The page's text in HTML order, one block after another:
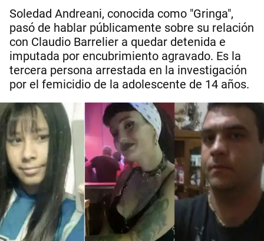
Soledad Andreani, conocida como "Gringa",
pasó de hablar públicamente sobre su relación
con Claudio Barrelier a quedar detenida e
imputada por encubrimiento agravado. Es la
tercera persona arrestada en la investigación
por el femicidio de la adolescente de 14 años.